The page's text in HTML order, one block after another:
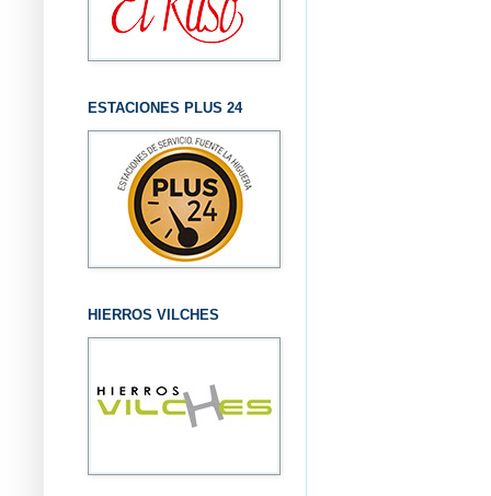
ESTACIONES PLUS 24
HIERROS VILCHES